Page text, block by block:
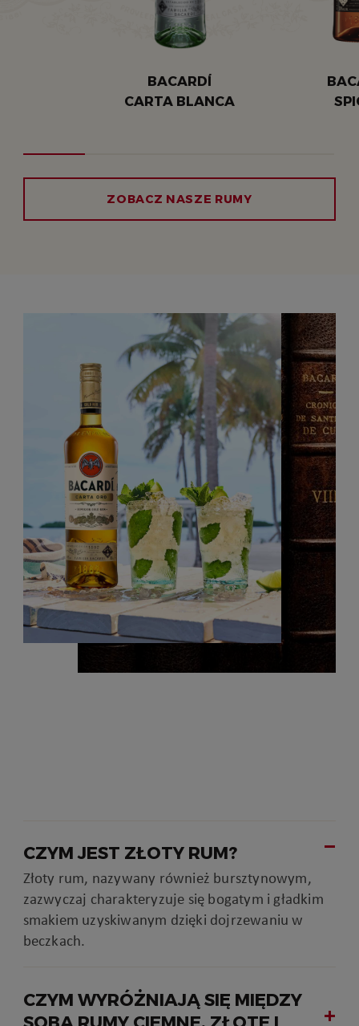
BACARDÍ
CARTA BLANCA
ZOBACZ NASZE RUMY
CZYM JEST ZŁOTY RUM?
Złoty rum, nazywany również bursztynowym,
zazwyczaj charakteryzuje się bogatym i gładkim
smakiem uzyskiwanym dzięki dojrzewaniu w
beczkach.
CZYM WYRÓŻNIAJĄ SIĘ MIĘDZY
SOBĄ RUMY CIEMNE, ZŁOTE I